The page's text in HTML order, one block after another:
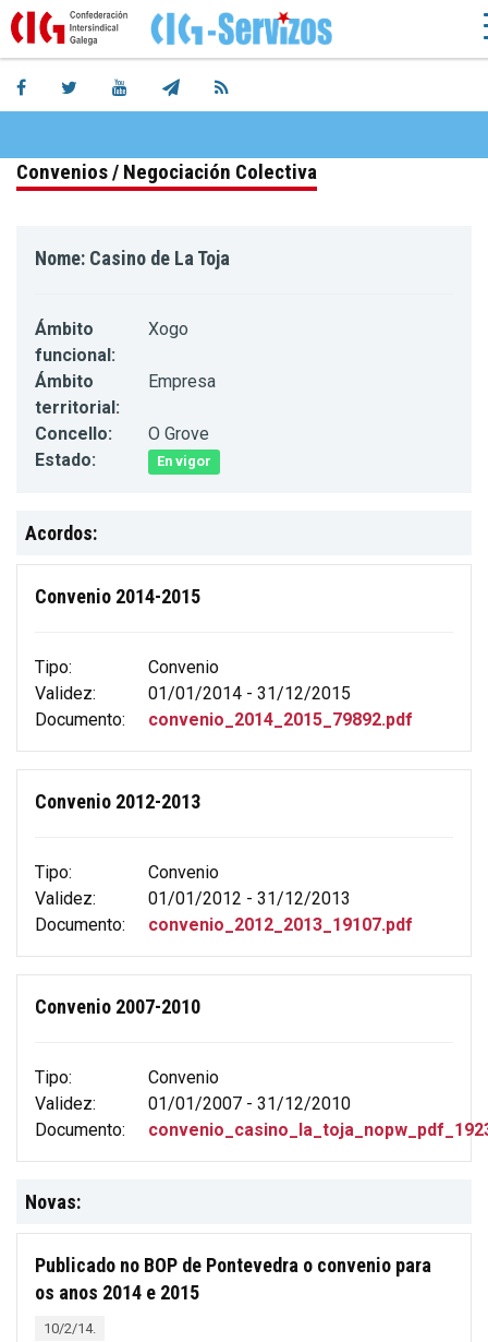
Convenios / Negociación Colectiva
Nome: Casino de La Toja
Ámbito
funcional:
Xogo
Ámbito
territorial:
Empresa
Concello:
O Grove
Estado:
En vigor
Acordos:
Convenio 2014-2015
Tipo:
Convenio
Validez:
01/01/2014 - 31/12/2015
Documento:
convenio_2014_2015_79892.pdf
Convenio 2012-2013
Tipo:
Convenio
Validez:
01/01/2012 - 31/12/2013
Documento:
convenio_2012_2013_19107.pdf
Convenio 2007-2010
Tipo:
Convenio
Validez:
01/01/2007 - 31/12/2010
Documento:
Novas:
Publicado no BOP de Pontevedra o convenio para
os anos 2014 e 2015
10/2/14.